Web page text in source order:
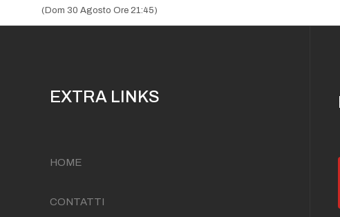
(Dom 30 Agosto Ore 21:45)
EXTRA LINKS
HOME
CONTATTI